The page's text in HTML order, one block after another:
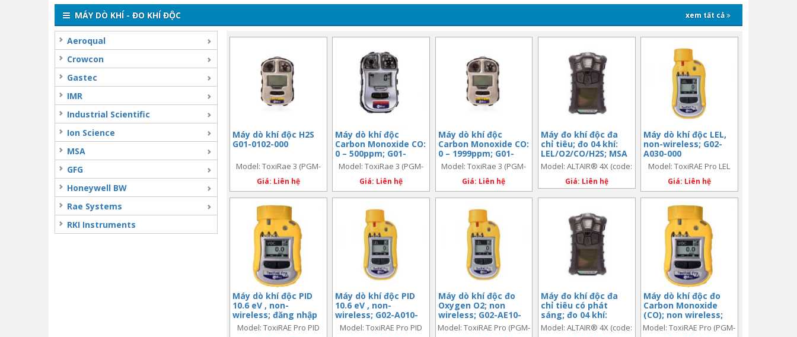
MÁY DÒ KHÍ - ĐO KHÍ ĐỘC xem tất cả
Aeroqual
Crowcon
Gastec
IMR
Industrial Scientific
Ion Science
MSA
GFG
Honeywell BW
Rae Systems
RKI Instruments
Máy dò khí độc H2S
G01-0102-000
Model: ToxiRae 3 (PGM-
1700) (code: G01-0102-000)
Giá: Liên hệ
Máy dò khí độc
Carbon Monoxide CO:
0 – 500ppm; G01-
0101-000
Model: ToxiRae 3 (PGM-
1700) (code: G01-0101-000)
Giá: Liên hệ
Máy dò khí độc
Carbon Monoxide CO:
0 – 1999ppm; G01-
0103-000
Model: ToxiRae 3 (PGM-
1700) (code: G01-0103-000)
Giá: Liên hệ
Máy đo khí độc đa
chỉ tiêu; đo 04 khí:
LEL/O2/CO/H2S; MSA
ALTAIR 4X; code:
10110715
Model: ALTAIR® 4X (code:
10110715)
Giá: Liên hệ
Máy dò khí độc LEL,
non-wireless; G02-
A030-000
Model: ToxiRAE Pro LEL
(PGM-1820) (code: G02-
A030-000)
Giá: Liên hệ
Máy dò khí độc PID
10.6 eV , non-
wireless; đăng nhập
dữ liệu; G02-A000-000
Model: ToxiRAE Pro PID
Máy dò khí độc PID
10.6 eV , non-
wireless; G02-A010-
000
Model: ToxiRAE Pro PID
Máy dò khí độc đo
Oxygen O2; non
wireless; G02-AE10-
100
Model: ToxiRAE Pro (PGM-
Máy đo khí độc đa
chỉ tiêu có phát
sáng; đo 04 khí:
LEL/O2/CO/H2S; MSA
ALTAIR 4X (GLOW);
Model: ALTAIR® 4X (code:
Máy dò khí độc đo
Carbon Monoxide
(CO); non wireless;
G02-A210-100
Model: ToxiRAE Pro (PGM-